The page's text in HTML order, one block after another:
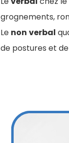
grognements,
Le non verbal
de postures et